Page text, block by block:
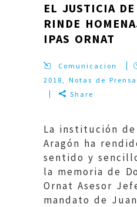
EL JUSTICIA DE
RINDE
IPAS ORNAT
Comunicacion
2018,Notas de Prensa
Share
La institución
Aragón ha
sentido y
la memoria de
Ornat Asesor
mandato de